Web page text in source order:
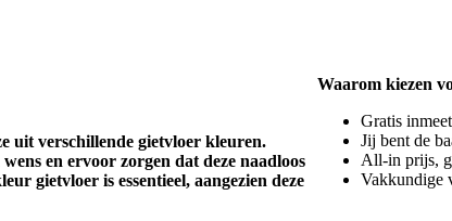
uit verschillende gietvloer kleuren.
en ervoor zorgen dat deze naadloos
gietvloer is essentieel, aangezien deze
Waarom kiezen
Gratis
Jij bent de
All-in prijs,
Vakkundige